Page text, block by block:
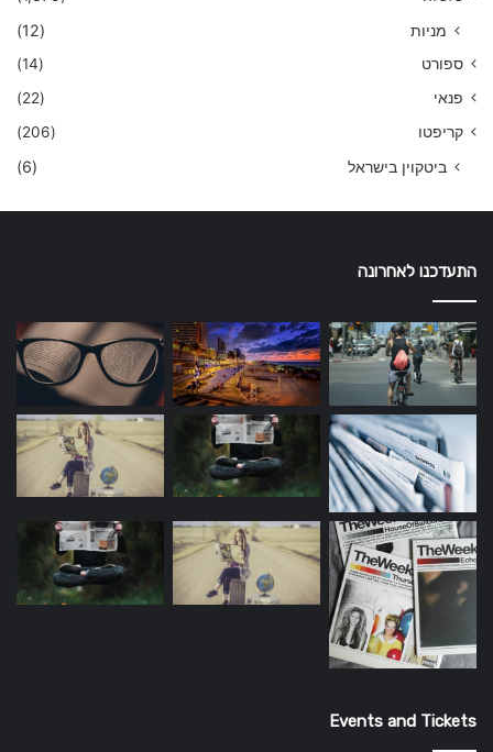
מניות (12)
ספורט
(14)
פנאי
(22)
קריפטו
(206)
ביטקוין בישראל (6)
התעדכנו לאחרונה
Events and Tickets